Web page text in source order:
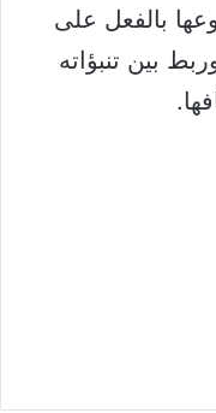
بالفعل على
بين تنبؤاته